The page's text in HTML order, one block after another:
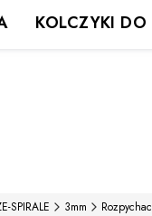
KOLCZYKI DO
SPIRALE 3mm